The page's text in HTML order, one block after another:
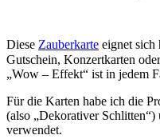
Diese Zauberkarte eignet sich
Gutschein, Konzertkarten
„Wow – Effekt“ ist in jedem
Für die Karten habe ich die
(also „Dekorativer Schlitten“)
verwendet.